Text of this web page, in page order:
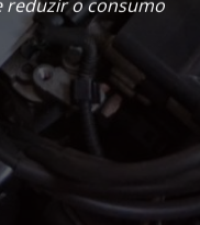
reduzir o consumo